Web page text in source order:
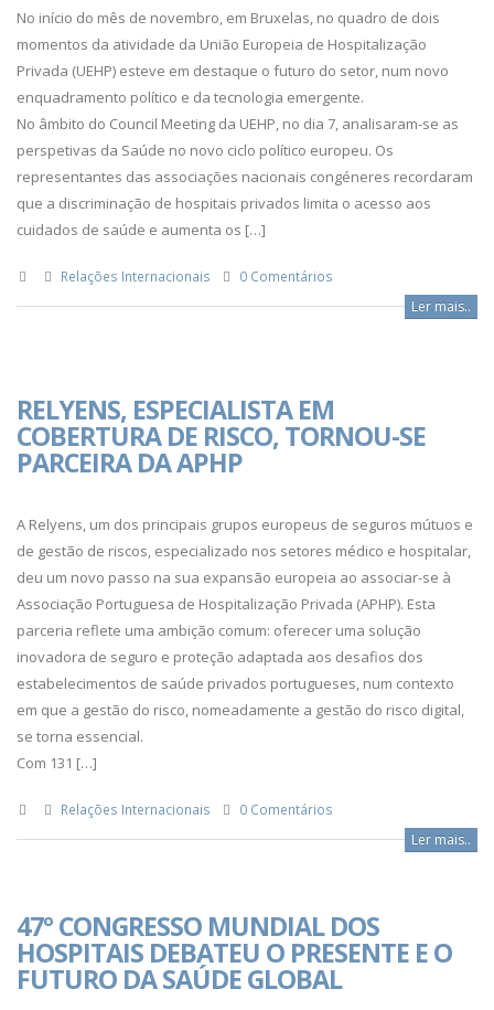
No início do mês de novembro, em Bruxelas, no quadro de dois
momentos da atividade da União Europeia de Hospitalização
Privada (UEHP) esteve em destaque o futuro do setor, num novo
enquadramento político e da tecnologia emergente.
No âmbito do Council Meeting da UEHP, no dia 7, analisaram-se as
perspetivas da Saúde no novo ciclo político europeu. Os
representantes das associações nacionais congéneres recordaram
que a discriminação de hospitais privados limita o acesso aos
cuidados de saúde e aumenta os […]
Relações Internacionais 0 Comentários
Ler mais..
RELYENS, ESPECIALISTA EM
COBERTURA DE RISCO, TORNOU-SE
PARCEIRA DA APHP
A Relyens, um dos principais grupos europeus de seguros mútuos e
de gestão de riscos, especializado nos setores médico e hospitalar,
deu um novo passo na sua expansão europeia ao associar-se à
Associação Portuguesa de Hospitalização Privada (APHP). Esta
parceria reflete uma ambição comum: oferecer uma solução
inovadora de seguro e proteção adaptada aos desafios dos
estabelecimentos de saúde privados portugueses, num contexto
em que a gestão do risco, nomeadamente a gestão do risco digital,
se torna essencial.
Com 131 […]
Relações Internacionais 0 Comentários
Ler mais..
47º CONGRESSO MUNDIAL DOS
HOSPITAIS DEBATEU O PRESENTE E O
FUTURO DA SAÚDE GLOBAL